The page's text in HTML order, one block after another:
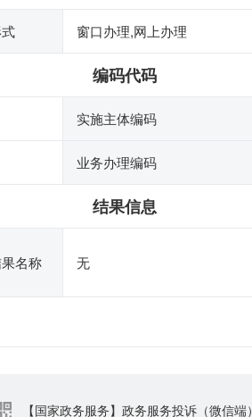
窗口办理,网上办理
编码代码
实施主体编码
业务办理编码
结果信息
名称 无
【国家政务服务】政务服务投诉（微信端）